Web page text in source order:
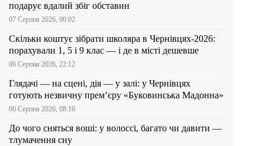
подарує вдалий збіг обставин
07 Серпня 2026, 00:02
Скільки коштує зібрати школяра в Чернівцях-2026:
порахували 1, 5 і 9 клас — і де в місті дешевше
06 Серпня 2026, 22:12
Глядачі — на сцені, дія — у залі: у Чернівцях
готують незвичну прем’єру «Буковинська Мадонна»
06 Серпня 2026, 08:16
До чого сняться воші: у волоссі, багато чи давити —
тлумачення сну